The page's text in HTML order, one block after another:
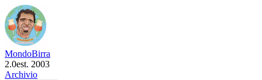
MondoBirra
2.0est. 2003
Archivio